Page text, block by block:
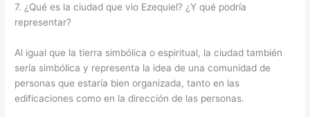
7. ¿Qué es la ciudad que vio Ezequiel? ¿Y qué podría
representar?
Al igual que la tierra simbólica o espiritual, la ciudad también
sería simbólica y representa la idea de una comunidad de
personas que estaría bien organizada, tanto en las
edificaciones como en la dirección de las personas.